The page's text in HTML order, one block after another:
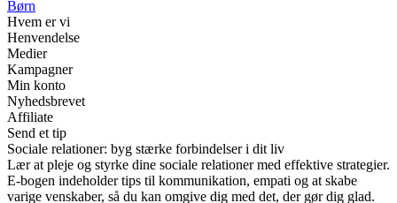
Børn
Hvem er vi
Henvendelse
Medier
Kampagner
Min konto
Nyhedsbrevet
Affiliate
Send et tip
Sociale relationer: byg stærke forbindelser i dit liv
Lær at pleje og styrke dine sociale relationer med effektive strategier.
E-bogen indeholder tips til kommunikation, empati og at skabe
varige venskaber, så du kan omgive dig med det, der gør dig glad.